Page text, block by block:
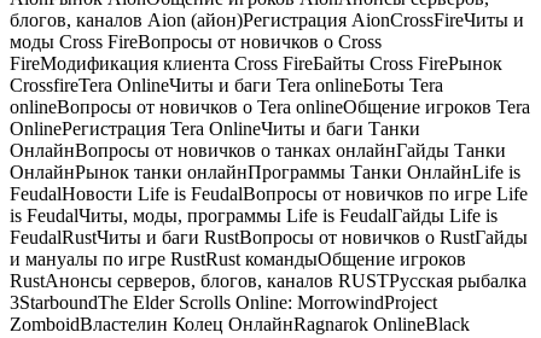
блогов, каналов Aion (айон)Регистрация AionCrossFireЧиты и
моды Cross FireВопросы от новичков о Cross
FireМодификация клиента Cross FireБайты Cross FireРынок
CrossfireTera OnlineЧиты и баги Tera onlineБоты Tera
onlineВопросы от новичков о Tera onlineОбщение игроков Tera
OnlineРегистрация Tera OnlineЧиты и баги Танки
ОнлайнВопросы от новичков о танках онлайнГайды Танки
ОнлайнРынок танки онлайнПрограммы Танки ОнлайнLife is
FeudalНовости Life is FeudalВопросы от новичков по игре Life
is FeudalЧиты, моды, программы Life is FeudalГайды Life is
FeudalRustЧиты и баги RustВопросы от новичков о RustГайды
и мануалы по игре RustRust командыОбщение игроков
RustАнонсы серверов, блогов, каналов RUSTРусская рыбалка
3StarboundThe Elder Scrolls Online: MorrowindProject
ZomboidВластелин Колец ОнлайнRagnarok OnlineBlack